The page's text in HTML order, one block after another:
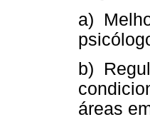
a)
b)
áreas